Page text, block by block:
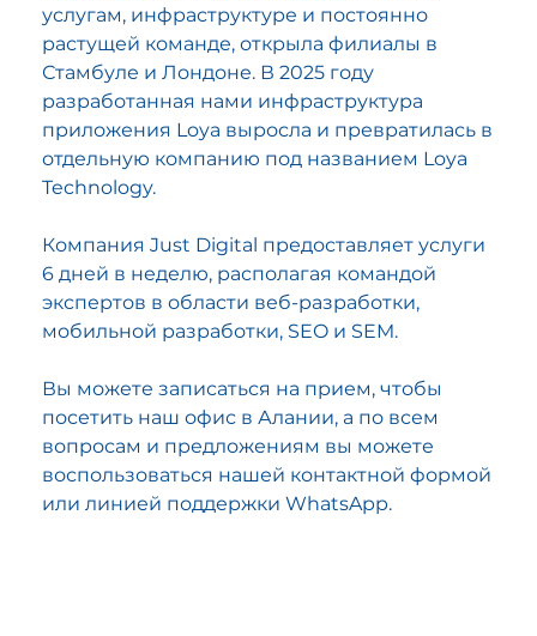
Напишите здесь
заголовок.
Это место для приветствия посетителей
сайта. Привлеките их внимание текстом,
сайта, и добавьте привлекательное
изображение или видео.
Исследовать
услугам, инфраструктуре и постоянно
растущей команде, открыла филиалы в
Стамбуле и Лондоне. В 2025 году
разработанная нами инфраструктура
приложения Loya выросла и превратилась в
отдельную компанию под названием Loya
Technology.
Компания Just Digital предоставляет услуги
6 дней в неделю, располагая командой
экспертов в области веб-разработки,
мобильной разработки, SEO и SEM.
Вы можете записаться на прием, чтобы
посетить наш офис в Алании, а по всем
вопросам и предложениям вы можете
воспользоваться нашей контактной формой
или линией поддержки WhatsApp.